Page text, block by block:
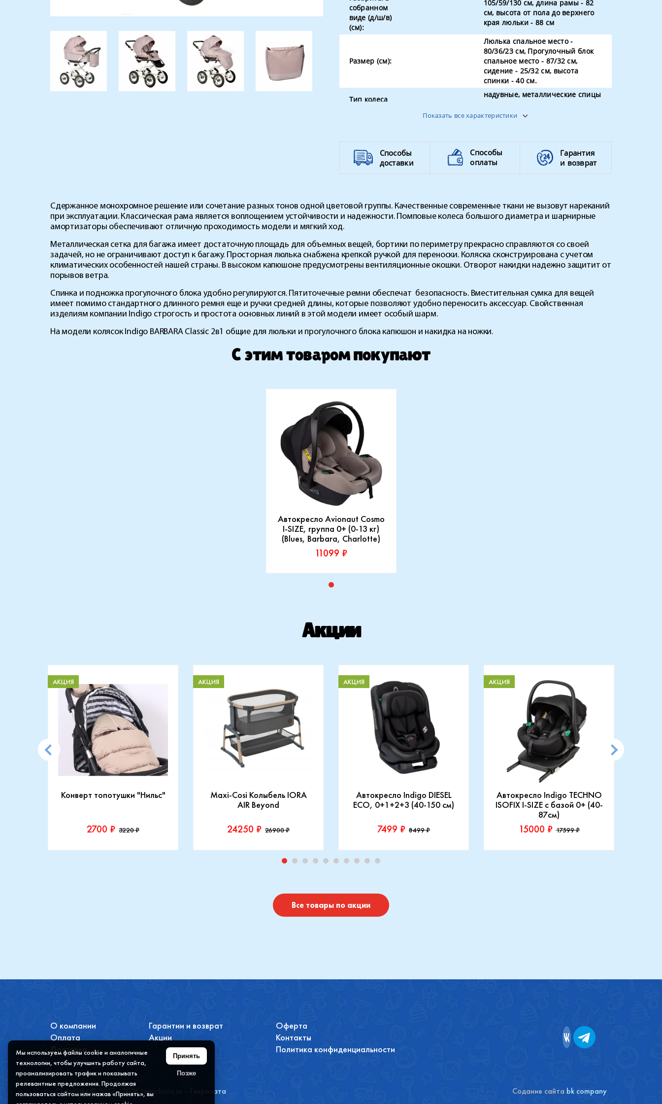
собранном
виде (д/ш/в)
(см):
105/59/130 см, длина рамы - 82
см, высота от пола до верхнего
края люльки - 88 см
Размер (см):
Люлька спальное место -
80/36/23 см, Прогулочный блок
спальное место - 87/32 см,
сидение - 25/32 см, высота
спинки - 40 см.
Тип колеса
надувные, металлические спицы
каркас рамы - 7,4 кг; колеса - 3,3
Поворотные
колёса
нет
Ширина
Показать все характеристики
Способы
доставки
Способы
оплаты
Гарантия
и возврат
Сдержанное монохромное решение или сочетание разных тонов одной цветовой группы. Качественные современные ткани не вызовут нареканий
при эксплуатации. Классическая рама является воплощением устойчивости и надежности. Помповые колеса большого диаметра и шарнирные
амортизаторы обеспечивают отличную проходимость модели и мягкий ход.
Металлическая сетка для багажа имеет достаточную площадь для объемных вещей, бортики по периметру прекрасно справляются со своей
задачей, но не ограничивают доступ к багажу. Просторная люлька снабжена крепкой ручкой для переноски. Коляска сконструирована с учетом
климатических особенностей нашей страны. В высоком капюшоне предусмотрены вентиляционные окошки. Отворот накидки надежно защитит от
порывов ветра.
Спинка и подножка прогулочного блока удобно регулируются. Пятиточечные ремни обеспечат безопасность. Вместительная сумка для вещей
имеет помимо стандартного длинного ремня еще и ручки средней длины, которые позволяют удобно переносить аксессуар. Свойственная
изделиям компании Indigo строгость и простота основных линий в этой модели имеет особый шарм.
На модели колясок Indigo BARBARA Classic 2в1 общие для люльки и прогулочного блока капюшон и накидка на ножки.
C этим товаром покупают
Автокресло Avionaut Cosmo
I-SIZE, группа 0+ (0-13 кг)
(Blues, Barbara, Charlotte)
11099 ₽
Производитель:
Акции
Конверт топотушки "Нильс"
АКЦИЯ
2700 ₽ 3220 ₽
Производитель::
Maxi-Cosi Колыбель IORA
AIR Beyond
АКЦИЯ
24250 ₽ 26900 ₽
Производитель::
Автокресло Indigo DIESEL
ECO, 0+1+2+3 (40-150 см)
АКЦИЯ
7499 ₽ 8499 ₽
Производитель::
Indigo
Автокресло Indigo TECHNO
ISOFIX I-SIZE c базой 0+ (40-
87см)
АКЦИЯ
15000 ₽ 17599 ₽
Производитель::
Все товары по акции
О компании
Оплата
Доставка
Гарантии и возврат
Акции
Оферта
Контакты
Политика конфиденциальности
Copyright © 2012 - 2026 tverichata.ru - Тверичата Содание сайта bk company
Мы используем файлы cookie и аналогичные
технологии, чтобы улучшить работу сайта,
проанализировать трафик и показывать
релевантные предложения. Продолжая
пользоваться сайтом или нажав «Принять», вы
Принять
Позже